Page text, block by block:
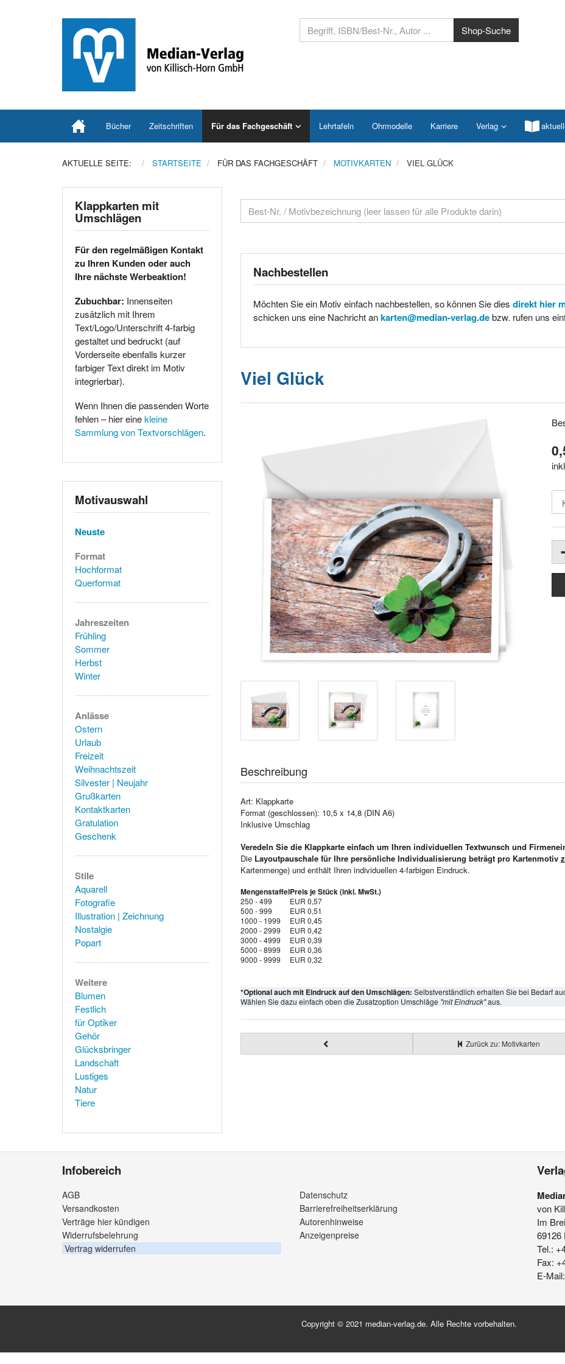
Bücher Zeitschriften Für das Fachgeschäft Lehrtafeln Ohrmodelle Karriere Verlag
AKTUELLE SEITE: STARTSEITE FÜR DAS FACHGESCHÄFT MOTIVKARTEN VIEL GLÜCK
Nachbestellen
Möchten Sie ein Motiv einfach nachbestellen, so können Sie dies direkt hier
schicken uns eine Nachricht ankarten@median-verlag.de bzw. rufen uns
Viel Glück
Beschreibung
Art: Klappkarte
Format (geschlossen): 10,5 x 14,8 (DIN A6)
Inklusive Umschlag
Veredeln Sie die Klappkarte einfach um Ihren individuellen Textwunsch und
Die Layoutpauschale für Ihre persönliche Individualisierung beträgt pro Kartenmotiv
Kartenmenge) und enthält Ihren individuellen 4-farbigen Eindruck.
MengenstaffelPreis je Stück (inkl. MwSt.)
250 - 499
EUR 0,57
500 - 999
EUR 0,51
1000 - 1999
EUR 0,45
2000 - 2999
EUR 0,42
3000 - 4999
EUR 0,39
5000 - 8999
EUR 0,36
9000 - 9999
EUR 0,32
*Optional auch mit Eindruck auf den Umschlägen: Selbstverständlich erhalten Sie bei Bedarf
Wählen Sie dazu einfach oben die Zusatzoption Umschläge "mit Eindruck"aus.
Zurück zu: Motivkarten
Klappkarten mit
Umschlägen
Für den regelmäßigen Kontakt
zu Ihren Kunden oder auch
Ihre nächste Werbeaktion!
Zubuchbar: Innenseiten
zusätzlich mit Ihrem
Text/Logo/Unterschrift 4-farbig
gestaltet und bedruckt (auf
Vorderseite ebenfalls kurzer
farbiger Text direkt im Motiv
integrierbar).
Wenn Ihnen die passenden Worte
fehlen – hier einekleine
Sammlung von Textvorschlägen.
Motivauswahl
Neuste
Format
Hochformat
Querformat
Jahreszeiten
Frühling
Sommer
Herbst
Winter
Anlässe
Ostern
Urlaub
Freizeit
Weihnachtszeit
Silvester | Neujahr
Grußkarten
Kontaktkarten
Gratulation
Geschenk
Stile
Aquarell
Fotografie
Illustration | Zeichnung
Nostalgie
Popart
Weitere
Blumen
Festlich
für Optiker
Gehör
Glücksbringer
Landschaft
Lustiges
Natur
Tiere
Infobereich
AGB
Versandkosten
Verträge hier kündigen
Widerrufsbelehrung
Vertrag widerrufen
Datenschutz
Barrierefreiheitserklärung
Autorenhinweise
Anzeigenpreise
von
Im
69126
Tel.:
Fax:
E-
Copyright © 2021 median-verlag.de. Alle Rechte vorbehalten.